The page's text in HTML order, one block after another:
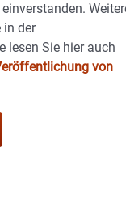
in der
lesen Sie hier auch
von